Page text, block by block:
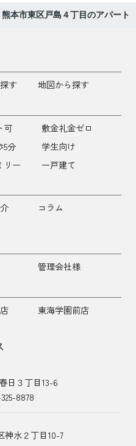
熊本市東区戸島４丁目のアパート
す 地図から探す
可
敷金礼金ゼロ
5分
学生向け
リー 一戸建て
コラム
管理会社様
東海学園前店
日３丁目13-6
8878
神水２丁目10-7